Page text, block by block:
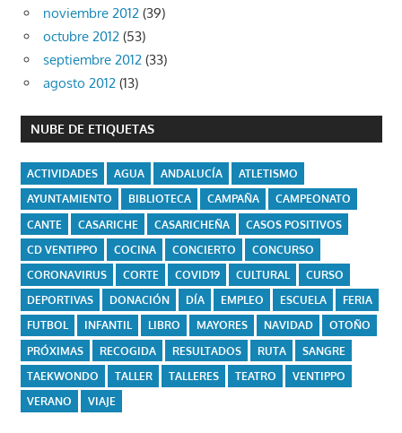
noviembre 2012 (39)
octubre 2012 (53)
septiembre 2012 (33)
agosto 2012 (13)
NUBE DE ETIQUETAS
ACTIVIDADES AGUA ANDALUCÍA
ATLETISMO
AYUNTAMIENTO
BIBLIOTECA CAMPAÑA
CAMPEONATO
CANTE
CASARICHE CASARICHEÑA
CASOS POSITIVOS
CD VENTIPPO
COCINA CONCIERTO
CONCURSO
CORONAVIRUS
CORTE COVID19 CULTURAL
CURSO
DEPORTIVAS
DONACIÓN DÍA EMPLEO ESCUELA
FERIA
FUTBOL
INFANTIL LIBRO MAYORES NAVIDAD
OTOÑO
PRÓXIMAS
RECOGIDA RESULTADOS RUTA
SANGRE
TAEKWONDO
TALLER TALLERES TEATRO
VENTIPPO
VERANO
VIAJE